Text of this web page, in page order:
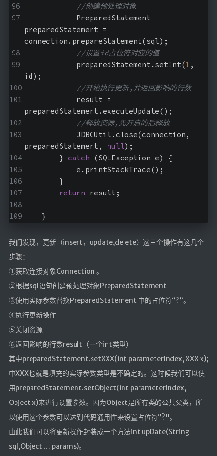
//创建预处理对象
preparedStatement =
connection.prepareStatement(sql);
//设置id占位符对应的值
            preparedStatement.setInt(
1 ,
id);
//开始执行更新,并返回影响的行数
preparedStatement.executeUpdate();
//释放资源,先开启的后释放
preparedStatement, null);
        }
catch (SQLException e) {
            e.printStackTrace();
        }
return result;
    }
我们发现，更新（insert，update,delete）这三个操作有这几个
步骤：
①获取连接对象Connection 。
②根据sql语句创建预处理对象PreparedStatement
③使用实际参数替换PreparedStatement 中的占位符“?”。
④执行更新操作
⑤关闭资源
⑥返回影响的行数result（一个int类型）
其中preparedStatement.setXXX(int parameterIndex, XXX x);
中XXX也就是填充的实际参数类型是不确定的。这时候我们可以使
用preparedStatement.setObject(int parameterIndex,
Object x)来进行设置参数。因为Object是所有类的公共父类，所
以使用这个参数可以达到代码通用性来设置占位符“?"。
由此我们可以将更新操作封装成一个方法int upDate(String
sql,Object … params)。